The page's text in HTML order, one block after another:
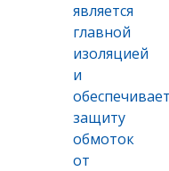
является
главной
изоляцией
и
защиту
обмоток
от